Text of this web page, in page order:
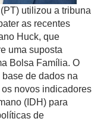
utilizou a tribuna
as recentes
Huck, que
uma suposta
Bolsa Família. O
de dados na
novos indicadores
(IDH) para
de